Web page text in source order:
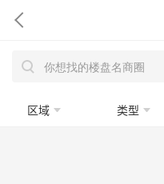
区域 类型